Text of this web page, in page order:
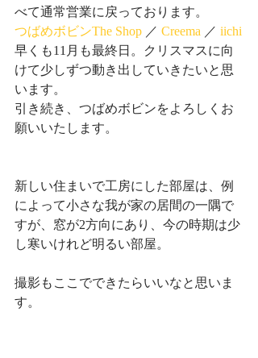
べて通常営業に戻っております。
つばめボビンThe Shop ／ Creema ／ iichi
早くも11月も最終日。クリスマスに向
けて少しずつ動き出していきたいと思
います。
引き続き、つばめボビンをよろしくお
願いいたします。
新しい住まいで工房にした部屋は、例
によって小さな我が家の居間の一隅で
すが、窓が2方向にあり、今の時期は少
し寒いけれど明るい部屋。
撮影もここでできたらいいなと思いま
す。